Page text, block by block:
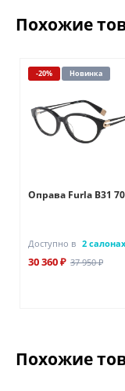
Похожие
-20% Новинка
Оправа Furla B31
Доступно в 2 салонах
30 360 ₽ 37 950 ₽
Похожие